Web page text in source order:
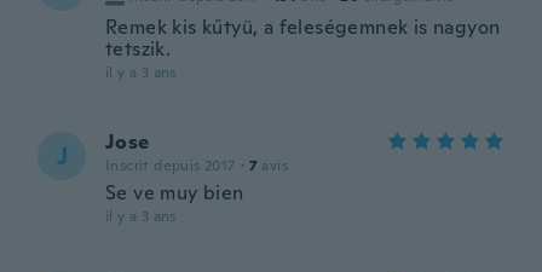
Remek kis kűtyü, a feleségemnek is nagyon
tetszik.
il y a 3 ans
J Jose
Inscrit depuis 2017 · 7 avis
Se ve muy bien
il y a 3 ans